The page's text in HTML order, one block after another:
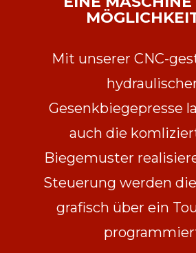
Mit unserer CNC-
Gesenkbiegepresse
auch die
Biegemuster
Steuerung werden
grafisch über ein